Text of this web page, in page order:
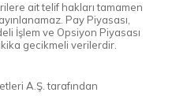
ait telif hakları tamamen
Pay Piyasası,
İşlem ve Opsiyon Piyasası
gecikmeli verilerdir.
A.Ş. tarafından